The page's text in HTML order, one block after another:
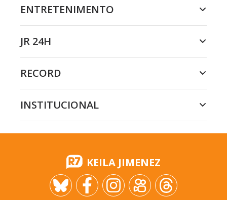
ENTRETENIMENTO
JR 24H
RECORD
INSTITUCIONAL
KEILA JIMENEZ